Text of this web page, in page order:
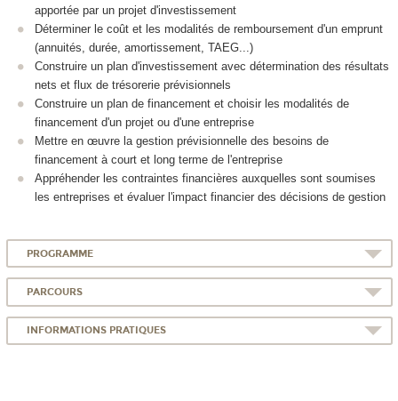
apportée par un projet d'investissement
Déterminer le coût et les modalités de remboursement d'un emprunt
(annuités, durée, amortissement, TAEG...)
Construire un plan d'investissement avec détermination des résultats
nets et flux de trésorerie prévisionnels
Construire un plan de financement et choisir les modalités de
financement d'un projet ou d'une entreprise
Mettre en œuvre la gestion prévisionnelle des besoins de
financement à court et long terme de l'entreprise
Appréhender les contraintes financières auxquelles sont soumises
les entreprises et évaluer l'impact financier des décisions de gestion
PROGRAMME
PARCOURS
INFORMATIONS PRATIQUES